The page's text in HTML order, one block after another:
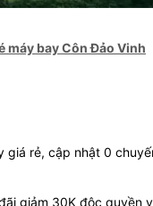
máy bay Côn Đảo Vinh
giá rẻ, cập nhật 0
giảm 30K độc quyền